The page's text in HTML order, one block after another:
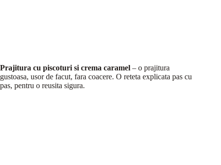
Prajitura cu piscoturi si crema caramel – o prajitura
gustoasa, usor de facut, fara coacere. O reteta explicata pas cu
pas, pentru o reusita sigura.